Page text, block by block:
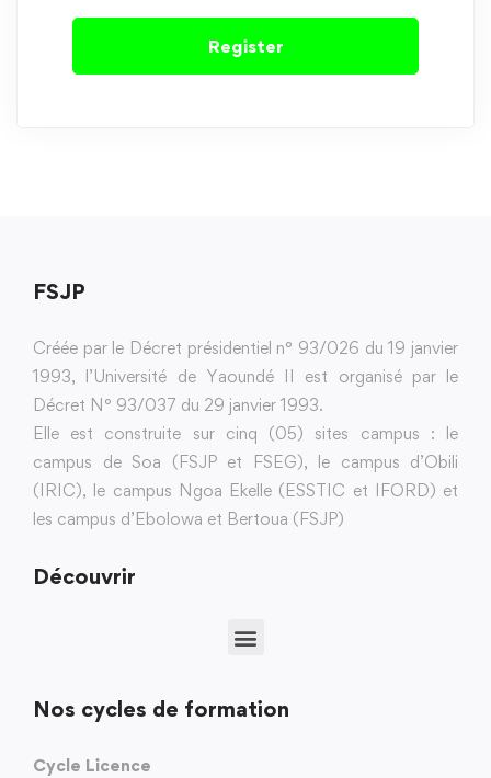
Register
FSJP
Créée par le Décret présidentiel n° 93/026 du 19 janvier
1993, l’Université de Yaoundé II est organisé par le
Décret N° 93/037 du 29 janvier 1993.
Elle est construite sur cinq (05) sites campus : le
campus de Soa (FSJP et FSEG), le campus d’Obili
(IRIC), le campus Ngoa Ekelle (ESSTIC et IFORD) et
les campus d’Ebolowa et Bertoua (FSJP)
Découvrir
Nos cycles de formation
Cycle Licence